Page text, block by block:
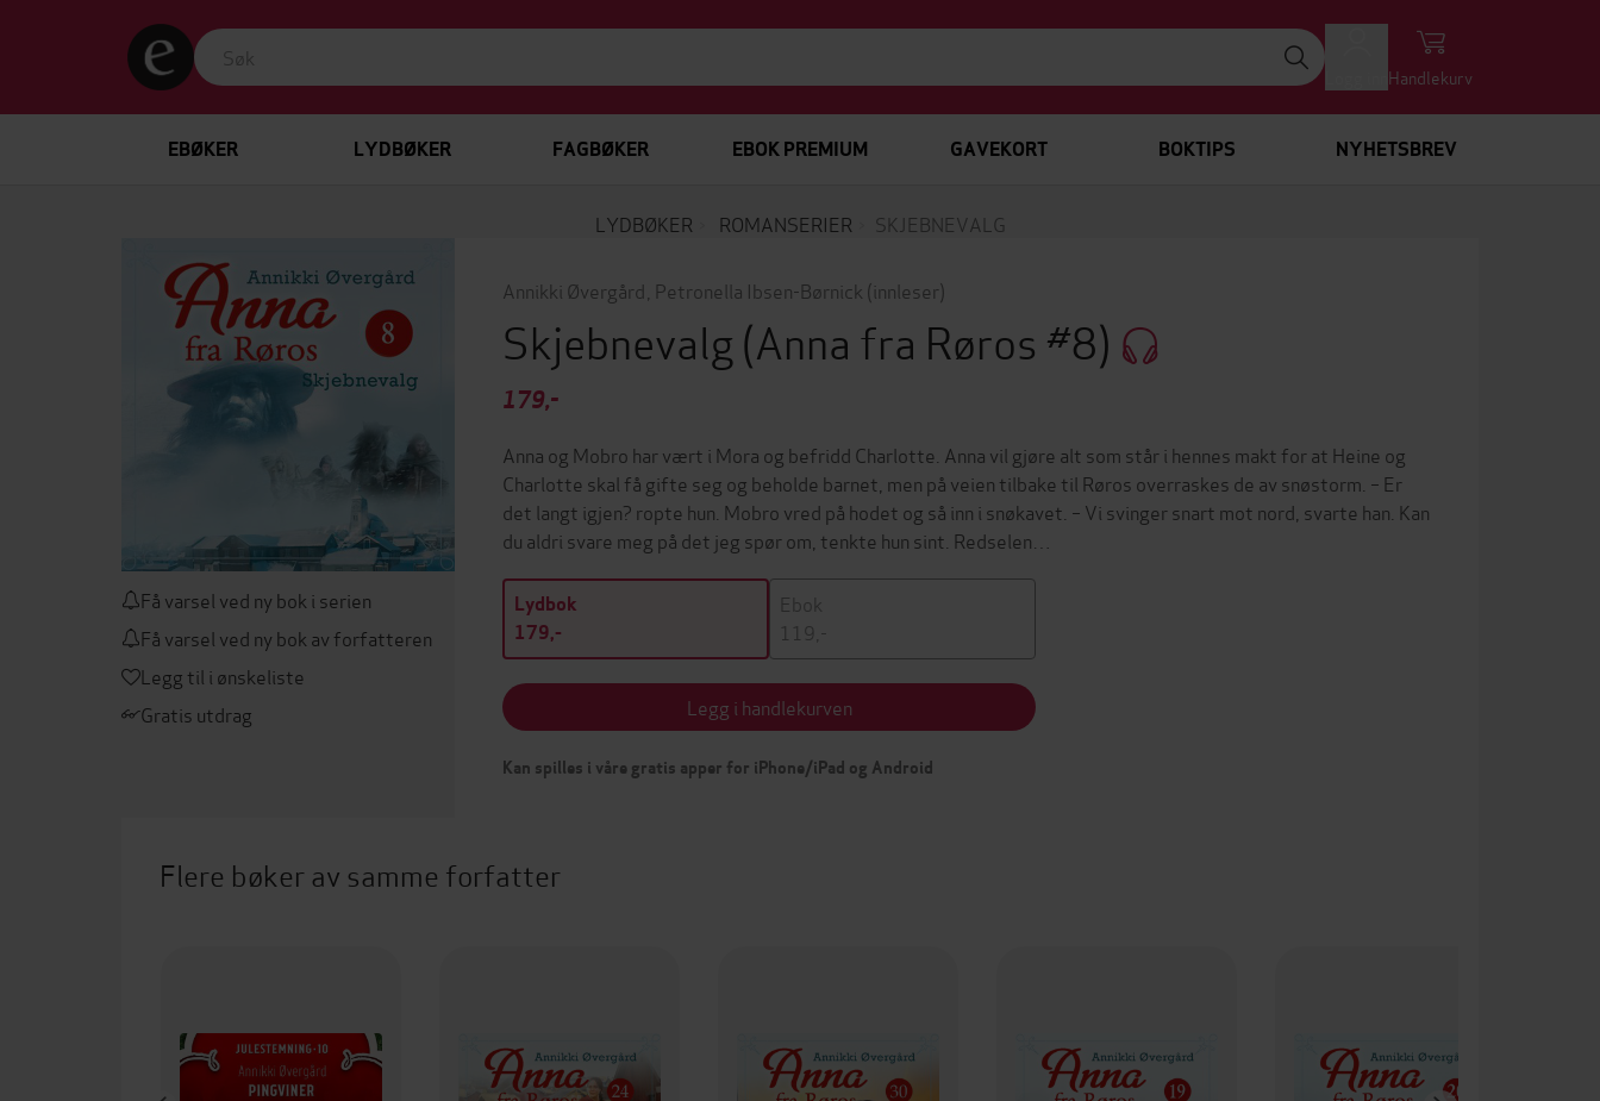
Handlekurv
EBØKER LYDBØKER FAGBØKER EBOK PREMIUM GAVEKORT BOKTIPS NYHETSBREV
LYDBØKER ROMANSERIER SKJEBNEVALG
Få varsel ved ny bok i serien
Få varsel ved ny bok av forfatteren
Legg til i ønskeliste
Gratis utdrag
Annikki Øvergård Petronella Ibsen-Børnick (innleser)
Skjebnevalg(Anna fra Røros #8)
179,-
Anna og Mobro har vært i Mora og befridd Charlotte. Anna vil gjøre alt som står i hennes makt for at Heine og
Charlotte skal få gifte seg og beholde barnet, men på veien tilbake til Røros overraskes de av snøstorm. – Er
det langt igjen? ropte hun. Mobro vred på hodet og så inn i snøkavet. – Vi svinger snart mot nord, svarte han. Kan
du aldri svare meg på det jeg spør om, tenkte hun sint. Redselen…
Lydbok
179,-
Ebok
119,-
Legg i handlekurven
Kan spilles i våre gratis apper for iPhone/iPad og Android
Flere bøker av samme forfatter